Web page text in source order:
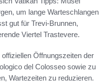
um lange Warteschlangen
gut für Trevi-Brunnen,
Viertel Trastevere.
Öffnungszeiten der
del Colosseo sowie zu
Wartezeiten zu reduzieren.